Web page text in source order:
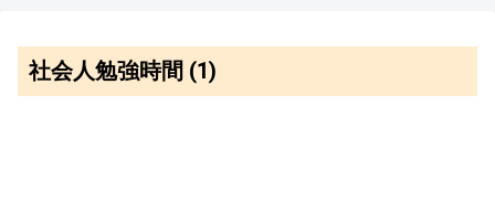
社会人勉強時間 (1)